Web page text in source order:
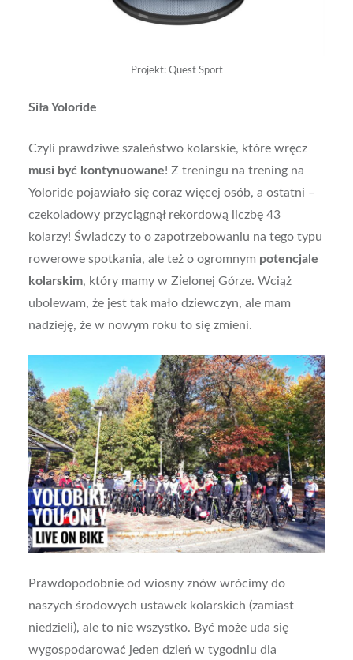
Projekt: Quest Sport
Siła Yoloride
Czyli prawdziwe szaleństwo kolarskie, które wręcz
musi być kontynuowane! Z treningu na trening na
Yoloride pojawiało się coraz więcej osób, a ostatni –
czekoladowy przyciągnął rekordową liczbę 43
kolarzy! Świadczy to o zapotrzebowaniu na tego typu
rowerowe spotkania, ale też o ogromnym potencjale
kolarskim, który mamy w Zielonej Górze. Wciąż
ubolewam, że jest tak mało dziewczyn, ale mam
nadzieję, że w nowym roku to się zmieni.
Prawdopodobnie od wiosny znów wrócimy do
naszych środowych ustawek kolarskich (zamiast
niedzieli), ale to nie wszystko. Być może uda się
wygospodarować jeden dzień w tygodniu dla